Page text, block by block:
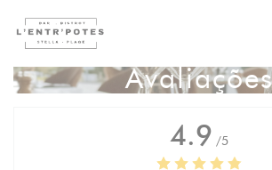
4.9 /5